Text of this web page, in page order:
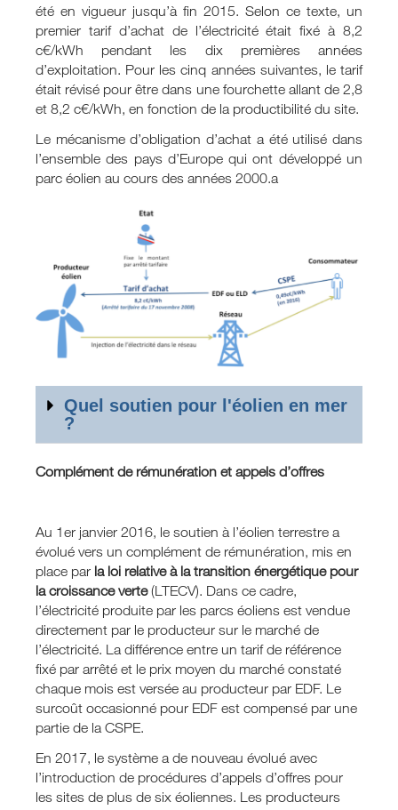
été en vigueur jusqu’à fin 2015. Selon ce texte, un
premier tarif d’achat de l’électricité était fixé à 8,2
c€/kWh pendant les dix premières années
d’exploitation. Pour les cinq années suivantes, le tarif
était révisé pour être dans une fourchette allant de 2,8
et 8,2 c€/kWh, en fonction de la productibilité du site.
Le mécanisme d’obligation d’achat a été utilisé dans
l’ensemble des pays d’Europe qui ont développé un
parc éolien au cours des années 2000.a
Quel soutien pour l'éolien en mer
?
Complément de rémunération et appels d’offres
Au 1er janvier 2016, le soutien à l’éolien terrestre a
évolué vers un complément de rémunération, mis en
place par la loi relative à la transition énergétique pour
la croissance verte(LTECV). Dans ce cadre,
l’électricité produite par les parcs éoliens est vendue
directement par le producteur sur le marché de
l’électricité. La différence entre un tarif de référence
fixé par arrêté et le prix moyen du marché constaté
chaque mois est versée au producteur par EDF. Le
surcoût occasionné pour EDF est compensé par une
partie de la CSPE.
En 2017, le système a de nouveau évolué avec
l’introduction de procédures d’appels d’offres pour
les sites de plus de six éoliennes. Les producteurs